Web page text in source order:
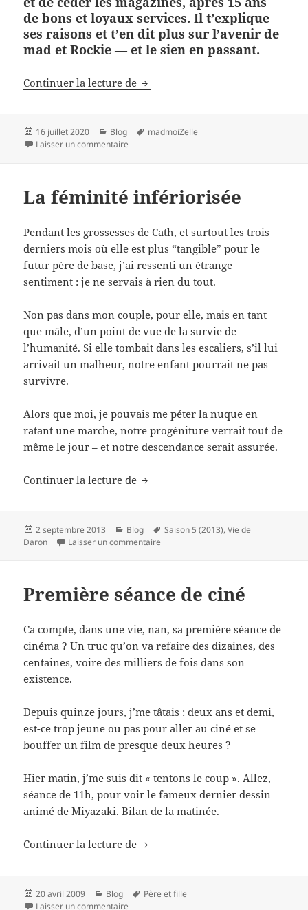
de bons et loyaux services. Il t’explique
ses raisons et t’en dit plus sur l’avenir de
mad et Rockie — et le sien en passant.
Continuer la lecture de 15 ans après avoir créé
Publié
le
16 juillet 2020 Catégories
Blog
Mots-
madmoiZelle
Laisser un commentaire
La féminité infériorisée
Pendant les grossesses de Cath, et surtout les trois
derniers mois où elle est plus “tangible” pour le
futur père de base, j’ai ressenti un étrange
sentiment : je ne servais à rien du tout.
Non pas dans mon couple, pour elle, mais en tant
que mâle, d’un point de vue de la survie de
l’humanité. Si elle tombait dans les escaliers, s’il lui
arrivait un malheur, notre enfant pourrait ne pas
survivre.
Alors que moi, je pouvais me péter la nuque en
ratant une marche, notre progéniture verrait tout de
même le jour – et notre descendance serait assurée.
Continuer la lecture de La féminité infériorisée
Publié
le
2 septembre 2013 Catégories
Blog
Mots-
Saison 5 (2013),Vie de
Daron
Laisser un commentaire
Première séance de ciné
Ca compte, dans une vie, nan, sa première séance de
cinéma ? Un truc qu’on va refaire des dizaines, des
centaines, voire des milliers de fois dans son
existence.
Depuis quinze jours, j’me tâtais : deux ans et demi,
est-ce trop jeune ou pas pour aller au ciné et se
bouffer un film de presque deux heures ?
Hier matin, j’me suis dit « tentons le coup ». Allez,
séance de 11h, pour voir le fameux dernier dessin
animé de Miyazaki. Bilan de la matinée.
Continuer la lecture de Première séance de ciné
Publié
le
20 avril 2009 Catégories
Blog
Mots-
Père et fille
Laisser un commentaire